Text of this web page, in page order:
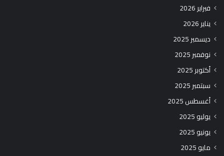
فبراير 2026
يناير 2026
ديسمبر 2025
نوفمبر 2025
أكتوبر 2025
سبتمبر 2025
أغسطس 2025
يوليو 2025
يونيو 2025
مايو 2025